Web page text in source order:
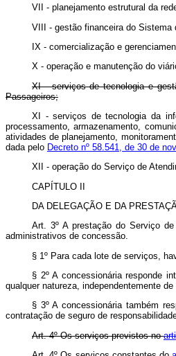
VII - planejamento estrutural da
VIII - gestão financeira do Sistema
IX - comercialização e
X - operação e manutenção do
XI - serviços de tecnologia e
Passageiros;
XI - serviços de tecnologia da
processamento, armazenamento,
atividades de planejamento,
dada pelo Decreto nº 58.541, de 30 de
XII - operação do Serviço de
CAPÍTULO II
DA DELEGAÇÃO E DA
Art. 3º A prestação do Serviço
administrativos de concessão.
§ 1º Para cada lote de serviços,
§ 2º A concessionária responde
qualquer natureza, independentemente de
§ 3º A concessionária também
contratação de seguro de
Art. 4º Os serviços previstos no